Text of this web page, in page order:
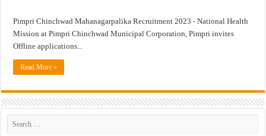
Pimpri Chinchwad Mahanagarpalika Recruitment 2023 - National Health
Mission at Pimpri Chinchwad Municipal Corporation, Pimpri invites
Offline applications...
Read More »